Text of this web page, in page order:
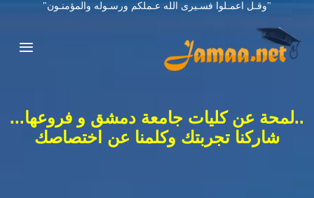
"وقـل اعمـلوا فسـيرى الله عـملكم ورسـوله والمؤمنـون"
..لمحة عن كليات جامعة دمشق و فروعها...
شاركنا تجربتك وكلمنا عن اختصاصك